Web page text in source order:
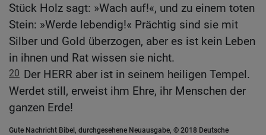
Stück Holz sagt: »Wach auf!«, und zu einem toten
Stein: »Werde lebendig!« Prächtig sind sie mit
Silber und Gold überzogen, aber es ist kein Leben
in ihnen und Rat wissen sie nicht.
20 Der HERR aber ist in seinem heiligen Tempel.
Werdet still, erweist ihm Ehre, ihr Menschen der
ganzen Erde!
Gute Nachricht Bibel, durchgesehene Neuausgabe, © 2018 Deutsche